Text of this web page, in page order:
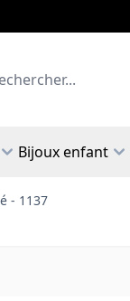
Bijoux enfant
- 1137